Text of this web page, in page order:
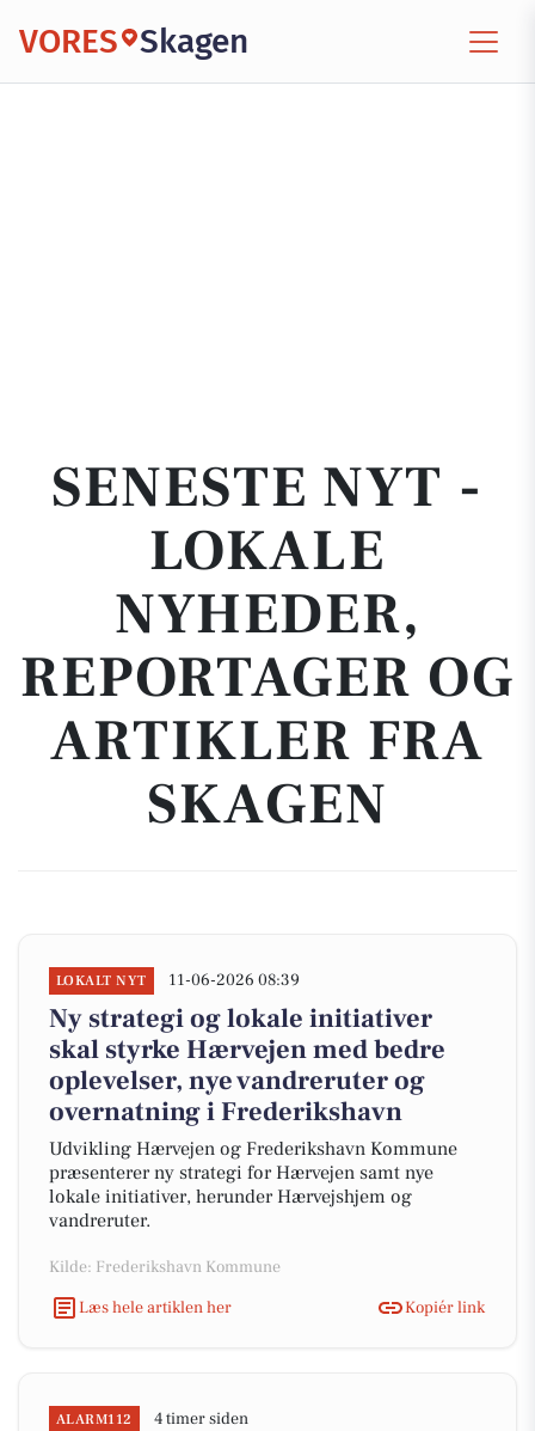
VORES Skagen
SENESTE NYT -
LOKALE
NYHEDER,
REPORTAGER OG
ARTIKLER FRA
SKAGEN
LOKALT NYT 11-06-2026 08:39
Ny strategi og lokale initiativer
skal styrke Hærvejen med bedre
oplevelser, nye vandreruter og
overnatning i Frederikshavn
Udvikling Hærvejen og Frederikshavn Kommune
præsenterer ny strategi for Hærvejen samt nye
lokale initiativer, herunder Hærvejshjem og
vandreruter.
Kilde: Frederikshavn Kommune
Læs hele artiklen her
Kopiér link
ALARM112 4 timer siden